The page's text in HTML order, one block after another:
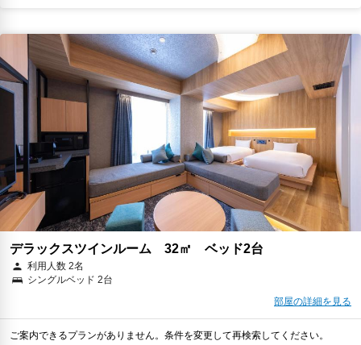
デラックスツインルーム 32㎡ ベッド2台
利用人数 2名
シングルベッド 2台
部屋の詳細を見る
ご案内できるプランがありません。条件を変更して再検索してください。